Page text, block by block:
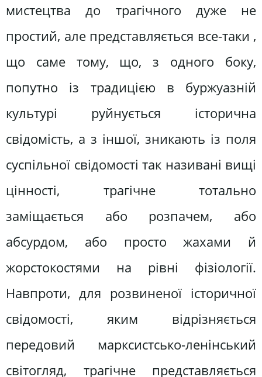
мистецтва до трагічного дуже не
простий, але представляється все-таки ,
що саме тому, що, з одного боку,
попутно із традицією в буржуазній
культурі руйнується історична
свідомість, а з іншої, зникають із поля
суспільної свідомості так називані вищі
цінності, трагічне тотально
заміщається або розпачем, або
абсурдом, або просто жахами й
жорстокостями на рівні фізіології.
Навпроти, для розвиненої історичної
свідомості, яким відрізняється
передовий марксистсько-ленінський
світогляд, трагічне представляється